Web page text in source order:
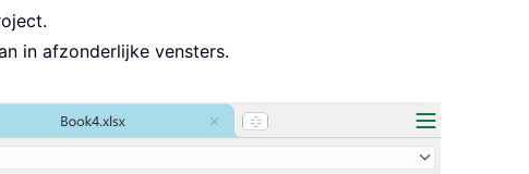
in afzonderlijke vensters.